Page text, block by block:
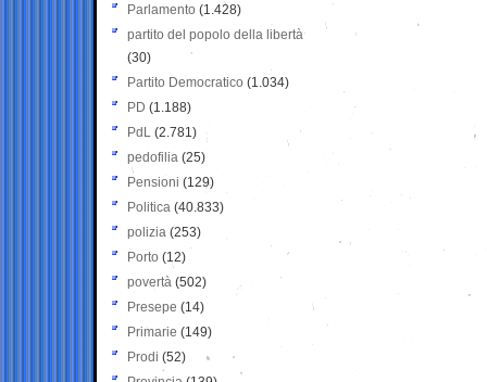
Parlamento (1.428)
partito del popolo della libertà
(30)
Partito Democratico (1.034)
PD (1.188)
PdL (2.781)
pedofilia (25)
Pensioni (129)
Politica (40.833)
polizia (253)
Porto (12)
povertà (502)
Presepe (14)
Primarie (149)
Prodi (52)